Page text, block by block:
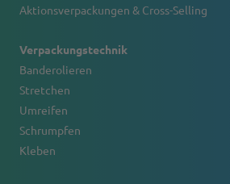
Aktionsverpackungen & Cross-Selling
Verpackungstechnik
Banderolieren
Stretchen
Umreifen
Schrumpfen
Kleben